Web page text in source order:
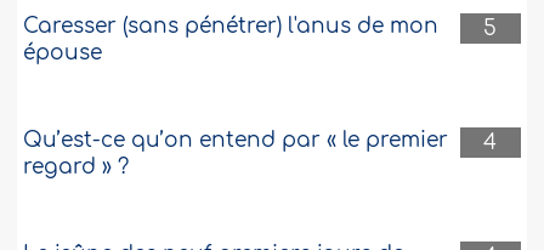
5
Caresser (sans pénétrer) l'anus de mon
épouse
4
Qu’est-ce qu’on entend par « le premier
regard » ?